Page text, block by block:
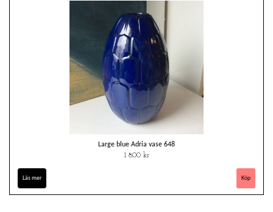
Large blue Adria vase 648
1 800 kr
Läs mer